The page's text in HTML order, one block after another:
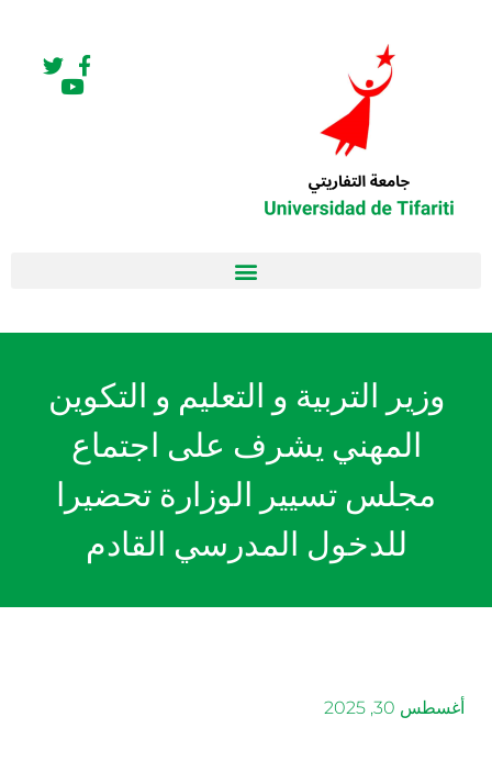
وزير التربية و التعليم و التكوين
المهني يشرف على اجتماع
مجلس تسيير الوزارة تحضيرا
للدخول المدرسي القادم
أغسطس 30, 2025